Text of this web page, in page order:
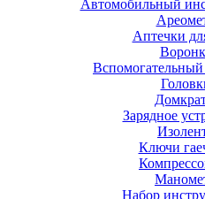
Автомобильный
Аптечки
Зарядное
Ключи
Набор